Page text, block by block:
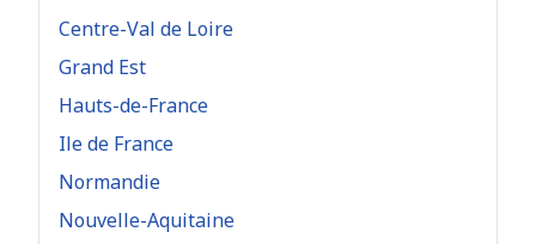
Centre-Val de Loire
Grand Est
Hauts-de-France
Ile de France
Normandie
Nouvelle-Aquitaine